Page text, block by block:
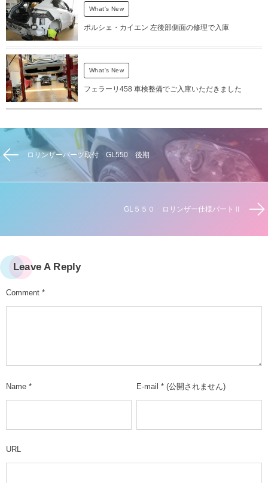
What's New
ポルシェ・カイエン 左後部側面の修理で入庫
What's New
フェラーリ458 車検整備でご入庫いただきました
ロリンザーパーツ取付 GL550 後期
GL５５０ ロリンザー仕様パートⅡ
Leave A Reply
Comment *
Name * E-mail * (公開されません)
URL